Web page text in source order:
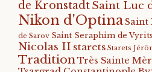
de KronstadtSaint Luc
Nikon d'OptinaSaint
de Sarov Saint Seraphim de
Nicolas II starets Starets
Tradition Très Sainte